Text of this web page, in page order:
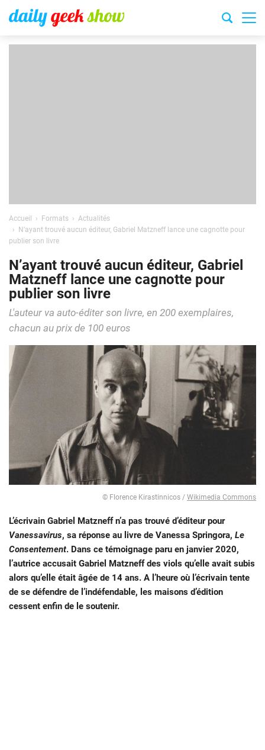
Accueil Formats
Actualités
N’ayant trouvé aucun éditeur, Gabriel Matzneff lance une cagnotte pour
publier son livre
N’ayant trouvé aucun éditeur, Gabriel
Matzneff lance une cagnotte pour
publier son livre
L'auteur va auto-éditer son livre, en 200 exemplaires,
chacun au prix de 100 euros
© Florence Kirastinnicos / Wikimedia Commons
L’écrivain Gabriel Matzneff n’a pas trouvé d’éditeur pour
Vanessavirus, sa réponse au livre de Vanessa Springora, Le
Consentement. Dans ce témoignage paru en janvier 2020,
l’autrice accusait Gabriel Matzneff des viols qu’elle avait subis
alors qu’elle était âgée de 14 ans. A l’heure où l’écrivain tente
de se défendre de l’indéfendable, les maisons d’édition
cessent enfin de le soutenir.